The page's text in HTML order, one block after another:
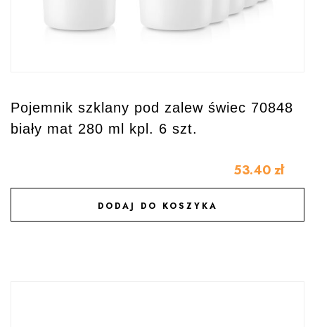
Pojemnik szklany pod zalew świec 70848
biały mat 280 ml kpl. 6 szt.
53.40 zł
DODAJ DO KOSZYKA
DODAJ DO ULUBIONYCH